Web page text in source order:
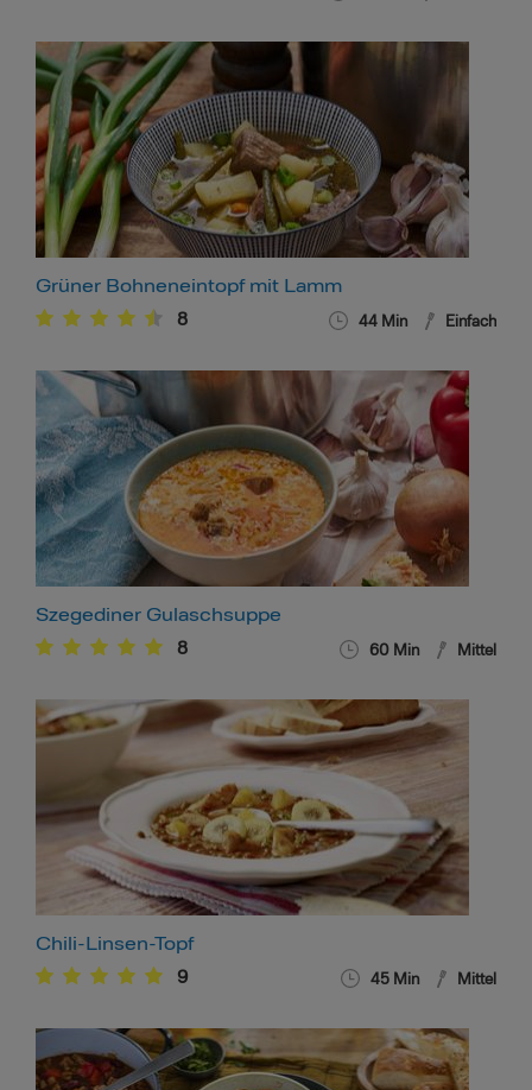
Grüner Bohneneintopf mit Lamm
8 44 Min Einfach
Szegediner Gulaschsuppe
8 60 Min Mittel
Chili-Linsen-Topf
9 45 Min Mittel